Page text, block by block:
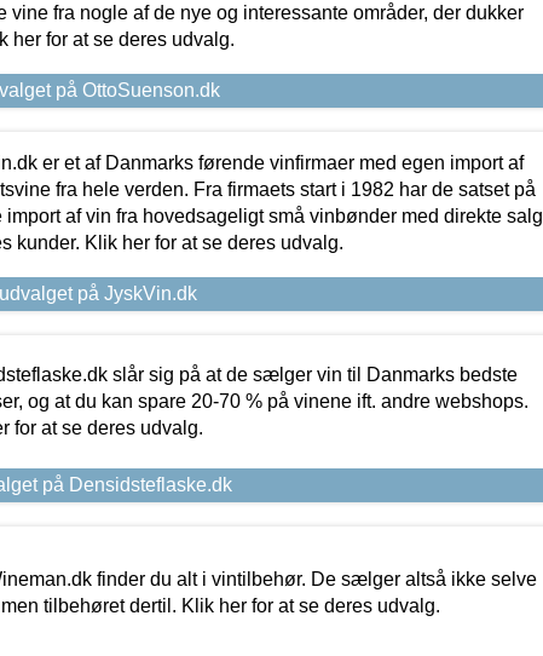
vine fra nogle af de nye og interessante områder, der dukker
her for at se deres udvalg.
på OttoSuenson.dk
er et af Danmarks førende vinfirmaer med egen import af
fra hele verden. Fra firmaets start i 1982 har de satset på
import af vin fra hovedsageligt små vinbønder med direkte salg
kunder. Klik her for at se deres udvalg.
på JyskVin.dk
slår sig på at de sælger vin til Danmarks bedste
og at du kan spare 20-70 % på vinene ift. andre webshops.
for at se deres udvalg.
på Densidsteflaske.dk
finder du alt i vintilbehør. De sælger altså ikke selve
tilbehøret dertil. Klik her for at se deres udvalg.